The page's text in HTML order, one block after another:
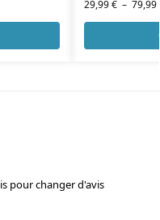
29,99€ – 79,99
pour changer d'avis